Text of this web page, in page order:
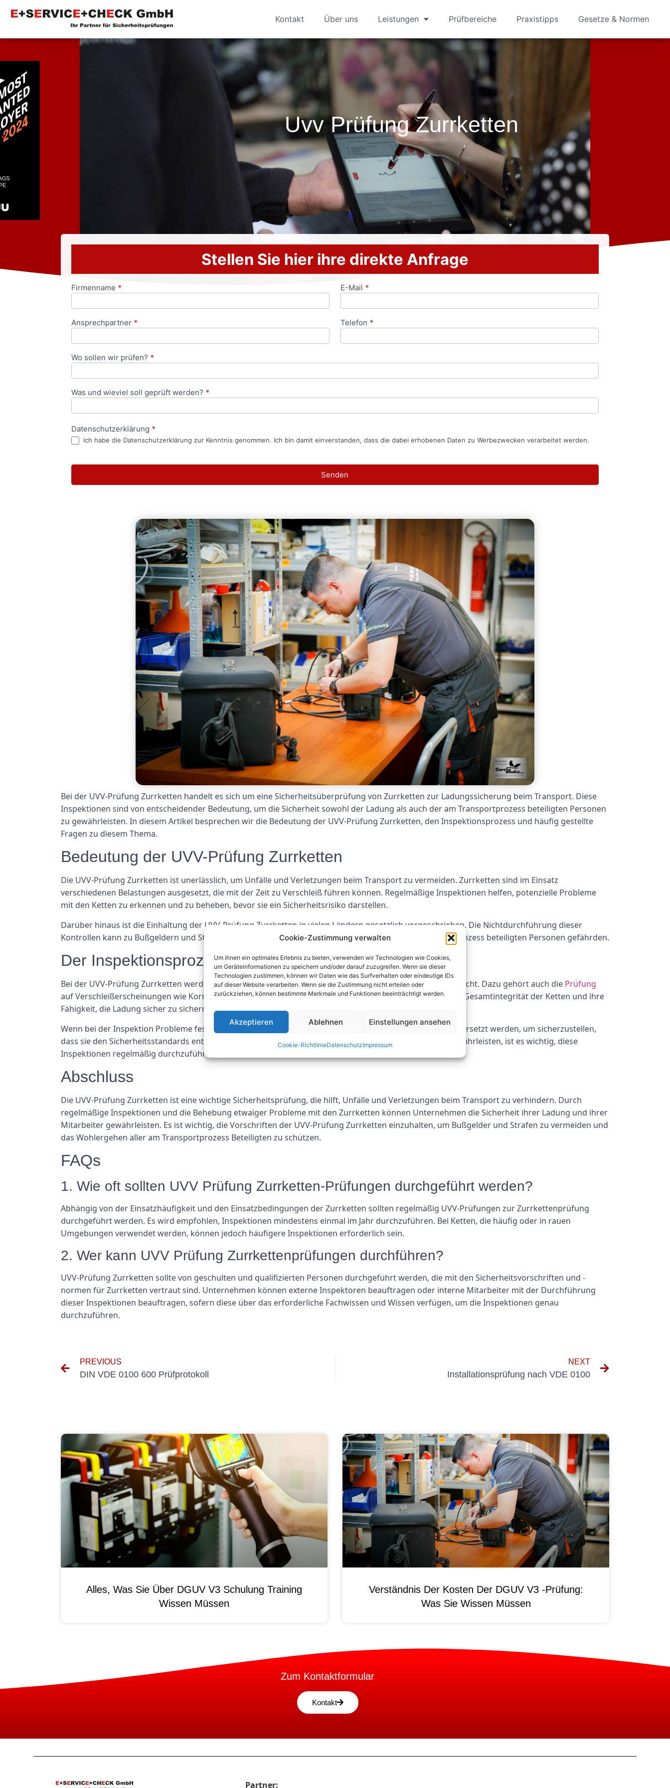
Cookie-Zustimmung verwalten
Um ihnen ein optimales Erlebnis zu bieten, verwenden wir Technologien wie Cookies,
um Geräteinformationen zu speichern und/oder darauf zuzugreifen. Wenn sie dieser
Technologien zustimmen, können wir Daten wie das Surfverhalten oder eindeutige IDs
auf dieser Website verarbeiten. Wenn sie die Zustimmung nicht erteilen oder
zurückziehen, können bestimmte Merkmale und Funktionen beeinträchtigt werden.
Akzeptieren Ablehnen Einstellungen ansehen
Cookie-RichtlinieDatenschutzImpressum
Kontakt Über uns Leistungen Prüfbereiche Praxistipps Gesetze & Normen
Uvv Prüfung Zurrketten
Stellen Sie hier ihre direkte Anfrage
Anfrageformular
Firmenname * E-Mail *
Ansprechpartner * Telefon *
Wo sollen wir prüfen? *
Was und wieviel soll geprüft werden? *
Datenschutzerklärung *
Ich habe die Datenschutzerklärung zur Kenntnis genommen. Ich bin damit einverstanden, dass die dabei erhobenen Daten zu Werbezwecken verarbeitet werden.
Senden
Bei der UVV-Prüfung Zurrketten handelt es sich um eine Sicherheitsüberprüfung von Zurrketten zur Ladungssicherung beim Transport. Diese
Inspektionen sind von entscheidender Bedeutung, um die Sicherheit sowohl der Ladung als auch der am Transportprozess beteiligten Personen
zu gewährleisten. In diesem Artikel besprechen wir die Bedeutung der UVV-Prüfung Zurrketten, den Inspektionsprozess und häufig gestellte
Fragen zu diesem Thema.
Bedeutung der UVV-Prüfung Zurrketten
Die UVV-Prüfung Zurrketten ist unerlässlich, um Unfälle und Verletzungen beim Transport zu vermeiden. Zurrketten sind im Einsatz
verschiedenen Belastungen ausgesetzt, die mit der Zeit zu Verschleiß führen können. Regelmäßige Inspektionen helfen, potenzielle Probleme
mit den Ketten zu erkennen und zu beheben, bevor sie ein Sicherheitsrisiko darstellen.
Darüber hinaus ist die Einhaltung der UVV-Prüfung Zurrketten in vielen Ländern gesetzlich vorgeschrieben. Die Nichtdurchführung dieser
Kontrollen kann zu Bußgeldern und Strafen führen und die Sicherheit der Ladung und der am Transportprozess beteiligten Personen gefährden.
Der Inspektionsprozess
Bei der UVV-Prüfung Zurrketten werden die Zurrketten gründlich auf ihren einwandfreien Zustand untersucht. Dazu gehört auch die Prüfung
auf Verschleißerscheinungen wie Korrosion, Risse oder Verformungen. Der Prüfer beurteilt außerdem die Gesamtintegrität der Ketten und ihre
Fähigkeit, die Ladung sicher zu sichern.
Wenn bei der Inspektion Probleme festgestellt werden, müssen die Ketten möglicherweise repariert oder ersetzt werden, um sicherzustellen,
dass sie den Sicherheitsstandards entsprechen. Um die Sicherheit und Wirksamkeit der Zurrketten zu gewährleisten, ist es wichtig, diese
Inspektionen regelmäßig durchzuführen.
Abschluss
Die UVV-Prüfung Zurrketten ist eine wichtige Sicherheitsprüfung, die hilft, Unfälle und Verletzungen beim Transport zu verhindern. Durch
regelmäßige Inspektionen und die Behebung etwaiger Probleme mit den Zurrketten können Unternehmen die Sicherheit ihrer Ladung und ihrer
Mitarbeiter gewährleisten. Es ist wichtig, die Vorschriften der UVV-Prüfung Zurrketten einzuhalten, um Bußgelder und Strafen zu vermeiden und
das Wohlergehen aller am Transportprozess Beteiligten zu schützen.
FAQs
1. Wie oft sollten UVV Prüfung Zurrketten-Prüfungen durchgeführt werden?
Abhängig von der Einsatzhäufigkeit und den Einsatzbedingungen der Zurrketten sollten regelmäßig UVV-Prüfungen zur Zurrkettenprüfung
durchgeführt werden. Es wird empfohlen, Inspektionen mindestens einmal im Jahr durchzuführen. Bei Ketten, die häufig oder in rauen
Umgebungen verwendet werden, können jedoch häufigere Inspektionen erforderlich sein.
2. Wer kann UVV Prüfung Zurrkettenprüfungen durchführen?
UVV-Prüfung Zurrketten sollte von geschulten und qualifizierten Personen durchgeführt werden, die mit den Sicherheitsvorschriften und -
normen für Zurrketten vertraut sind. Unternehmen können externe Inspektoren beauftragen oder interne Mitarbeiter mit der Durchführung
dieser Inspektionen beauftragen, sofern diese über das erforderliche Fachwissen und Wissen verfügen, um die Inspektionen genau
durchzuführen.
PREVIOUS
DIN VDE 0100 600 Prüfprotokoll
NEXT
Installationsprüfung nach VDE 0100
Alles, Was Sie Über DGUV V3 Schulung Training
Wissen Müssen
Verständnis Der Kosten Der DGUV V3 -Prüfung:
Was Sie Wissen Müssen
Zum Kontaktformular
Kontakt
Partner: